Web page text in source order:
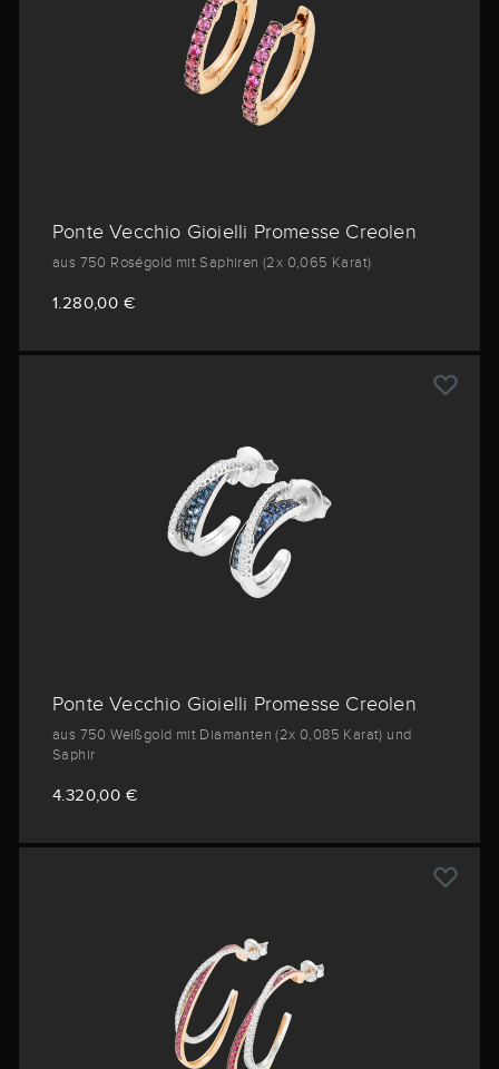
Ponte Vecchio Gioielli Promesse Creolen
aus 750 Roségold mit Saphiren (2x 0,065 Karat)
1.280,00 €
Ponte Vecchio Gioielli Promesse Creolen
aus 750 Weißgold mit Diamanten (2x 0,085 Karat) und
Saphir
4.320,00 €